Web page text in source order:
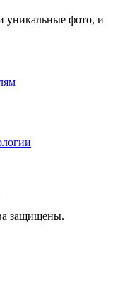
уникальные фото, и
защищены.